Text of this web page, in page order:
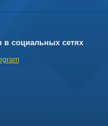
в социальных сетях